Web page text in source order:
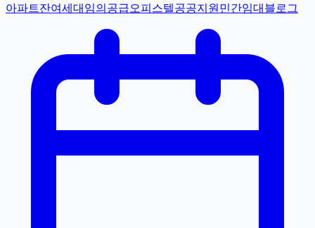
아파트잔여세대 임의공급오피스텔공공지원민간임대 블로그